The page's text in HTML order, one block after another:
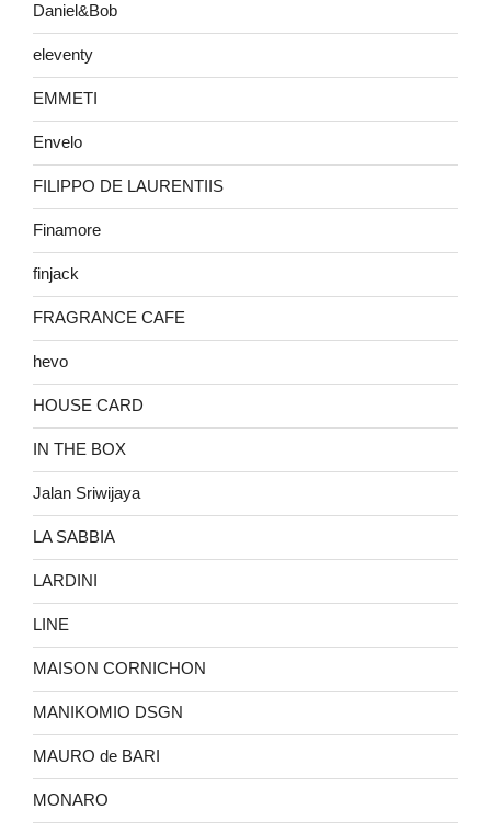
Daniel&Bob
eleventy
EMMETI
Envelo
FILIPPO DE LAURENTIIS
Finamore
finjack
FRAGRANCE CAFE
hevo
HOUSE CARD
IN THE BOX
Jalan Sriwijaya
LA SABBIA
LARDINI
LINE
MAISON CORNICHON
MANIKOMIO DSGN
MAURO de BARI
MONARO